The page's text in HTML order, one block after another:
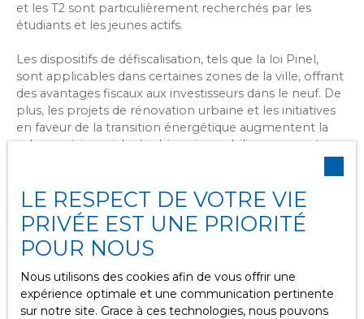
et les T2 sont particulièrement recherchés par les
étudiants et les jeunes actifs.
Les dispositifs de défiscalisation, tels que la loi Pinel,
sont applicables dans certaines zones de la ville, offrant
des avantages fiscaux aux investisseurs dans le neuf. De
plus, les projets de rénovation urbaine et les initiatives
en faveur de la transition énergétique augmentent la
valeur patrimoniale des biens immobiliers, assurant une
Pourquoi choisir Ailleurs
Immobilier pour votre projet à
Chambéry ?
LE RESPECT DE VOTRE VIE
PRIVÉE EST UNE PRIORITÉ
POUR NOUS
Nous utilisons des cookies afin de vous offrir une
expérience optimale et une communication pertinente
sur notre site. Grace à ces technologies, nous pouvons